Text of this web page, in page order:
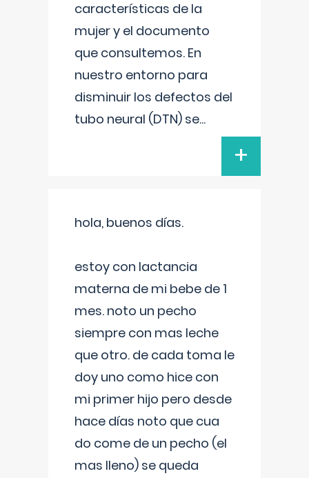
características de la
mujer y el documento
que consultemos. En
nuestro entorno para
disminuir los defectos del
tubo neural (DTN) se...
+
hola, buenos días.
estoy con lactancia
materna de mi bebe de 1
mes. noto un pecho
siempre con mas leche
que otro. de cada toma le
doy uno como hice con
mi primer hijo pero desde
hace días noto que cua
do come de un pecho (el
mas lleno) se queda